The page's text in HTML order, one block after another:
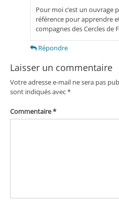
Pour moi c’est un ouvrage
référence pour apprendre
compagnes des Cercles de
Répondre
Laisser un commentaire
Votre adresse e-mail ne sera pas
sont indiqués avec*
Commentaire*